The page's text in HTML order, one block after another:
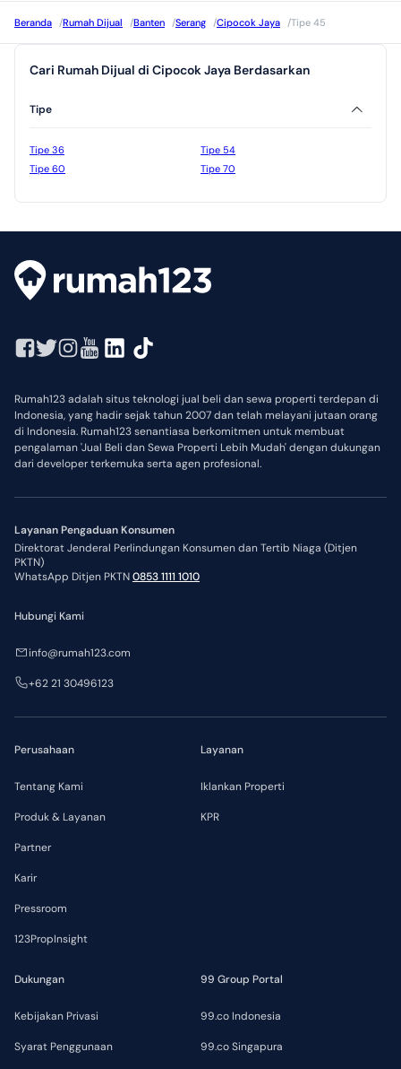
Beranda /Rumah Dijual /Banten /Serang /Cipocok Jaya /Tipe 45
Cari Rumah Dijual di Cipocok Jaya Berdasarkan
Tipe
Tipe 36
Tipe 54
Tipe 60
Tipe 70
Rumah123 adalah situs teknologi jual beli dan sewa properti terdepan di
Indonesia, yang hadir sejak tahun 2007 dan telah melayani jutaan orang
di Indonesia. Rumah123 senantiasa berkomitmen untuk membuat
pengalaman 'Jual Beli dan Sewa Properti Lebih Mudah' dengan dukungan
dari developer terkemuka serta agen profesional.
Layanan Pengaduan Konsumen
Direktorat Jenderal Perlindungan Konsumen dan Tertib Niaga (Ditjen
PKTN)
WhatsApp Ditjen PKTN0853 1111 1010
Perusahaan
Tentang Kami
Produk & Layanan
Partner
Karir
Pressroom
123PropInsight
Layanan
Iklankan Properti
KPR
Dukungan
Kebijakan Privasi
Syarat Penggunaan
99 Group Portal
99.co Indonesia
99.co Singapura
Hubungi Kami
info@rumah123.com
+62 21 30496123